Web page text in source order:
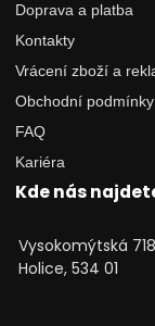
Doprava a platba
Kontakty
Vrácení zboží a
Obchodní podmínky
FAQ
Kariéra
Kde nás
Vysokomýtská 718
Holice, 534 01